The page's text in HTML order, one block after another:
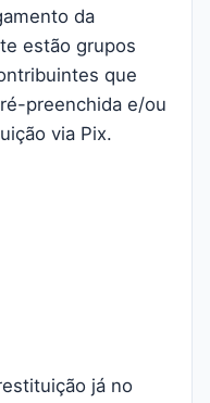
da
estão grupos
que
preenchida e/ou
via Pix.
já no